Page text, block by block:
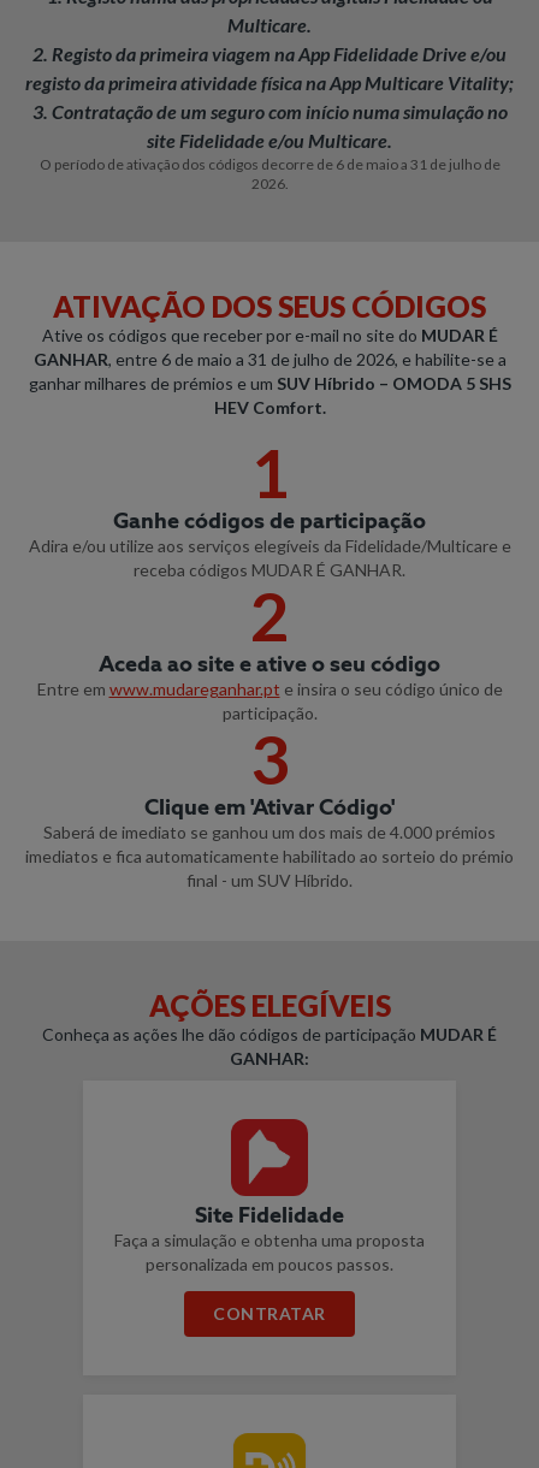
Multicare.
2. Registo da primeira viagem na App Fidelidade Drive e/ou
registo da primeira atividade física na App Multicare Vitality;
3. Contratação de um seguro com início numa simulação no
site Fidelidade e/ou Multicare.
O período de ativação dos códigos decorre de 6 de maio a 31 de julho de
2026.
ATIVAÇÃO DOS SEUS CÓDIGOS
Ative os códigos que receber por e-mail no site do MUDAR É
GANHAR, entre 6 de maio a 31 de julho de 2026, e habilite-se a
ganhar milhares de prémios e um SUV Híbrido – OMODA 5 SHS
HEV Comfort.
1
Ganhe códigos de participação
Adira e/ou utilize aos serviços elegíveis da Fidelidade/Multicare e
receba códigos MUDAR É GANHAR.
2
Aceda ao site e ative o seu código
Entre em www.mudareganhar.pt e insira o seu código único de
participação.
3
Clique em 'Ativar Código'
Saberá de imediato se ganhou um dos mais de 4.000 prémios
imediatos e fica automaticamente habilitado ao sorteio do prémio
final - um SUV Híbrido.
AÇÕES ELEGÍVEIS
Conheça as ações lhe dão códigos de participação MUDAR É
GANHAR:
Site Fidelidade
Faça a simulação e obtenha uma proposta
personalizada em poucos passos.
CONTRATAR